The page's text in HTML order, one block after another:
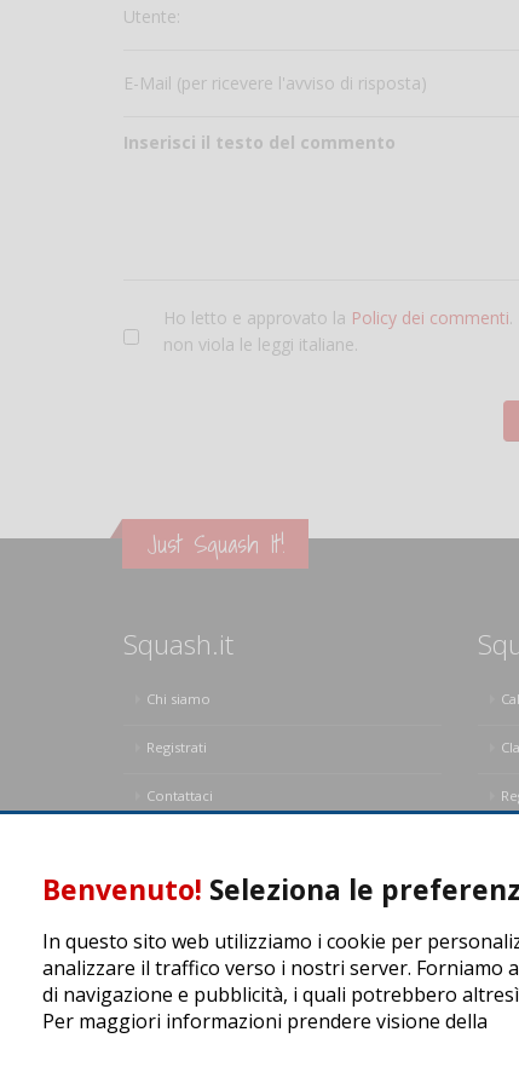
Utente:
E-Mail (per ricevere l'avviso di risposta)
Inserisci il testo del commento
Ho letto e approvato la Policy dei commenti.
non viola le leggi italiane.
Just Squash It!
Squash.it
Chi siamo
Registrati
Contattaci
Benvenuto! Seleziona le
In questo sito web utilizziamo i cookie per
analizzare il traffico verso i nostri server.
di navigazione e pubblicità, i quali potrebbero
Per maggiori informazioni prendere visione della
ASD Let's Sport - Via T. Olivelli 3, 25014 Castenedolo